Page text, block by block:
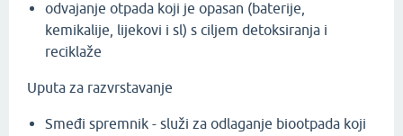
odvajanje otpada koji je opasan (baterije,
kemikalije, lijekovi i sl) s ciljem detoksiranja i
reciklaže
Uputa za razvrstavanje
Smeđi spremnik - služi za odlaganje biootpada koji